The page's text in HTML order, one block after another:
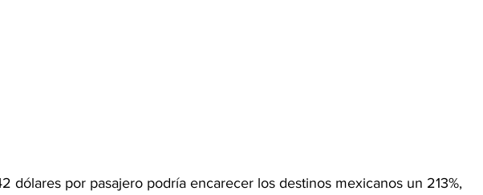
dólares por pasajero podría encarecer los destinos mexicanos un 213%,